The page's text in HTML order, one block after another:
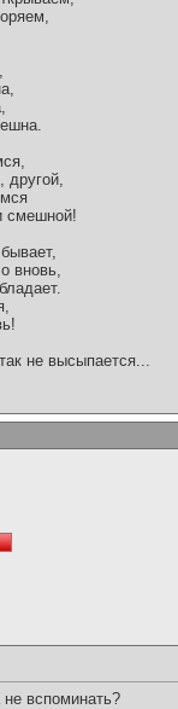
другой,
смешной!
вновь,
не высыпается...
вспоминать?